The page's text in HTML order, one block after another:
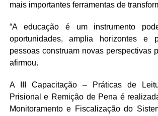
mais importantes ferramentas de
“A educação é um instrumento
oportunidades, amplia horizontes e
pessoas construam novas perspectivas
afirmou.
A III Capacitação – Práticas de
Prisional e Remição de Pena é
Monitoramento e Fiscalização do